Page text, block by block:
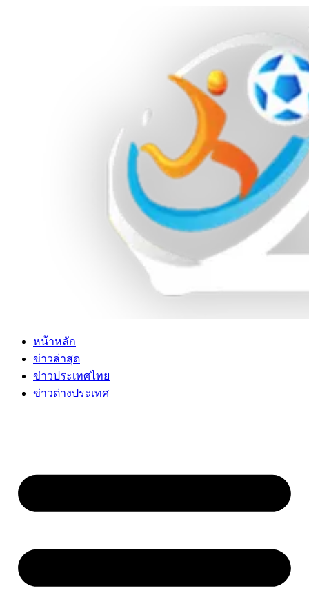
หน้าหลัก
ข่าวล่าสุด
ข่าวประเทศไทย
ข่าวต่างประเทศ